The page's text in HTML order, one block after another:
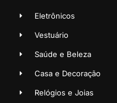
Eletrônicos
Vestuário
Saúde e Beleza
Casa e Decoração
Relógios e Joias